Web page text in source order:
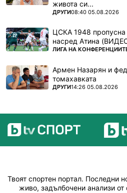
живота си...
ПОВЕЧЕ ОТ
ДРУГИ08:40 05.08.2026
ЦСКА 1948
насред Атина
ПОВЕЧЕ ОТ
ЛИГА НА
Армен Назарян и
томахавката
ПОВЕЧЕ ОТ
ДРУГИ14:26 05.08.2026
Твоят спортен портал. Последни
живо, задълбочени анализи от